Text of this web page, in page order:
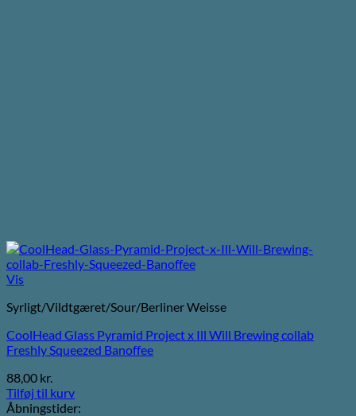
Vis
Syrligt/Vildtgæret/Sour/Berliner Weisse
CoolHead Glass Pyramid Project x Ill Will Brewing collab
Freshly Squeezed Banoffee
88,00 kr.
Tilføj til kurv
Åbningstider: